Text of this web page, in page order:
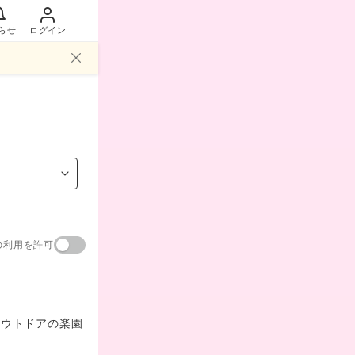
せ ログイン
利用を許可
トドアの楽園